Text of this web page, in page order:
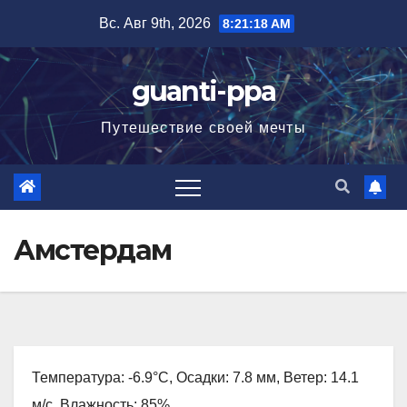
содержимому
Вс. Авг 9th, 2026 8:21:20 AM
guanti-ppa
Путешествие своей мечты
Амстердам
Температура: -6.9°C, Осадки: 7.8 мм, Ветер: 14.1